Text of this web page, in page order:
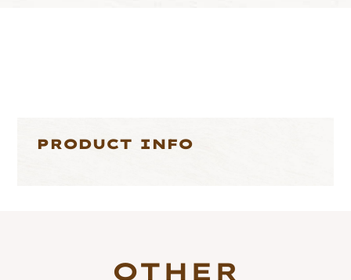
PRODUCT INFO